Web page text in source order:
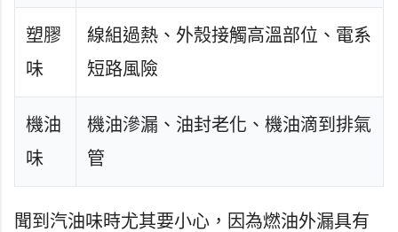
塑膠
味
線組過熱、外殼接觸高溫部位、電系
短路風險
機油
味
機油滲漏、油封老化、機油滴到排氣
管
聞到汽油味時尤其要小心，因為燃油外漏具有